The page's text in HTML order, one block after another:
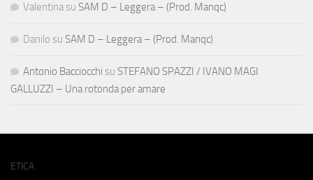
Valentina su SAM D – Leggera – (Prod. Manqc)
Danilo su SAM D – Leggera – (Prod. Manqc)
Antonio Bacciocchi su STEFANO SPAZZI / IVANO MAGI
GALLUZZI – Una rotonda per amare
ETICA